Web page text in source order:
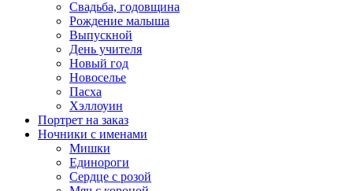
Свадьба, годовщина
Рождение малыша
Выпускной
День учителя
Новый год
Новоселье
Пасха
Хэллоуин
Портрет на заказ
Ночники с именами
Мишки
Единороги
Сердце с розой